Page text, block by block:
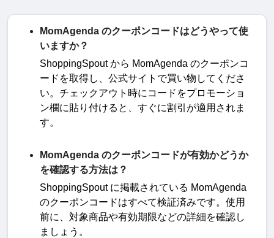
MomAgenda のクーポンコードはどうやって使
いますか？
ShoppingSpoutから MomAgenda のクーポンコ
ードを取得し、公式サイトで買い物してくださ
い。チェックアウト時にコードをプロモーショ
ン欄に貼り付けると、すぐに割引が適用されま
す。
MomAgenda のクーポンコードが有効かどうか
を確認する方法は？
ShoppingSpout に掲載されている MomAgenda
のクーポンコードはすべて検証済みです。使用
前に、対象商品や有効期限などの詳細を確認し
ましょう 。